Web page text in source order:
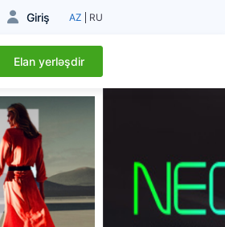
Giriş AZ RU
Elan yerləşdir